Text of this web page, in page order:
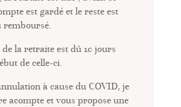
est gardé et le reste est
remboursé.
la retraite est dû 10 jours
de celle-ci.
à cause du COVID, je
acompte et vous propose une